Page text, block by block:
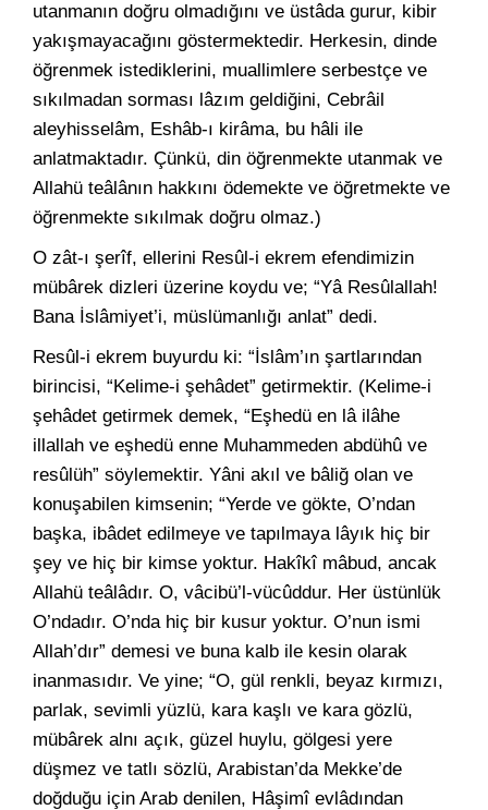
utanmanın doğru olmadığını ve üstâda gurur, kibir
yakışmayacağını göstermektedir. Herkesin, dinde
öğrenmek istediklerini, muallimlere serbestçe ve
sıkılmadan sorması lâzım geldiğini, Cebrâil
aleyhisselâm, Eshâb-ı kirâma, bu hâli ile
anlatmaktadır. Çünkü, din öğrenmekte utanmak ve
Allahü teâlânın hakkını ödemekte ve öğretmekte ve
öğrenmekte sıkılmak doğru olmaz.)
O zât-ı şerîf, ellerini Resûl-i ekrem efendimizin
mübârek dizleri üzerine koydu ve; “Yâ Resûlallah!
Bana İslâmiyet’i, müslümanlığı anlat” dedi.
Resûl-i ekrem buyurdu ki: “İslâm’ın şartlarından
birincisi, “Kelime-i şehâdet” getirmektir. (Kelime-i
şehâdet getirmek demek, “Eşhedü en lâ ilâhe
illallah ve eşhedü enne Muhammeden abdühû ve
resûlüh” söylemektir. Yâni akıl ve bâliğ olan ve
konuşabilen kimsenin; “Yerde ve gökte, O’ndan
başka, ibâdet edilmeye ve tapılmaya lâyık hiç bir
şey ve hiç bir kimse yoktur. Hakîkî mâbud, ancak
Allahü teâlâdır. O, vâcibü’l-vücûddur. Her üstünlük
O’ndadır. O’nda hiç bir kusur yoktur. O’nun ismi
Allah’dır” demesi ve buna kalb ile kesin olarak
inanmasıdır. Ve yine; “O, gül renkli, beyaz kırmızı,
parlak, sevimli yüzlü, kara kaşlı ve kara gözlü,
mübârek alnı açık, güzel huylu, gölgesi yere
düşmez ve tatlı sözlü, Arabistan’da Mekke’de
doğduğu için Arab denilen, Hâşimî evlâdından